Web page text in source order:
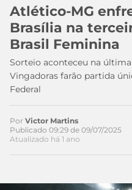
DE
APOSTA
MELHORES
SITES
APOSTAS
2026
COPA
DO
MUNDO
TIMES
MEU
TIME
CAMPEONATOS
Atlético-MG
Brasília na
Brasil Feminina
Sorteio aconteceu na
Vingadoras farão partida
Federal
Por Victor Martins
Publicado 09:29 de 09/07/2025
Atualizado há 1 ano